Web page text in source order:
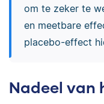
om te zeker te
en meetbare
placebo-effect
Nadeel van